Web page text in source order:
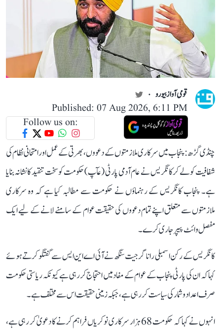
قومی آواز بیورو
Published: 07 Aug 2026, 6:11 PM
Follow us on:
چنڈی گڑھ: پنجاب میں سرکاری ملازمتوں کے دعووں، بھرتی کے عمل اور امتحانی نظام کی
شفافیت کو لے کر کانگریس نے عام آدمی پارٹی (عآپ) حکومت کو سخت تنقید کا نشانہ بنایا
ہے۔ پنجاب کانگریس کے رہنماؤں نے حکومت سے مطالبہ کیا ہے کہ وہ سرکاری
ملازمتوں سے متعلق اپنے تمام دعووں کی حقیقت عوام کے سامنے لانے کے لیے ایک
مفصل وائٹ پیپر جاری کرے۔
کانگریس کے رکن اسمبلی رانا گرجیت سنگھ نے آئی اے این ایس سے گفتگو کرتے ہوئے
کہا کہ ان کی پارٹی پنجاب کے عوام کے مفاد میں احتجاج کر رہی ہے کیونکہ ریاستی حکومت
صرف اعداد و شمار کی سیاست کر رہی ہے، جبکہ زمینی حقیقت اس سے مختلف ہے۔
انہوں نے کہا کہ حکومت 68 ہزار سرکاری نوکریاں فراہم کرنے کا دعویٰ کر رہی ہے،